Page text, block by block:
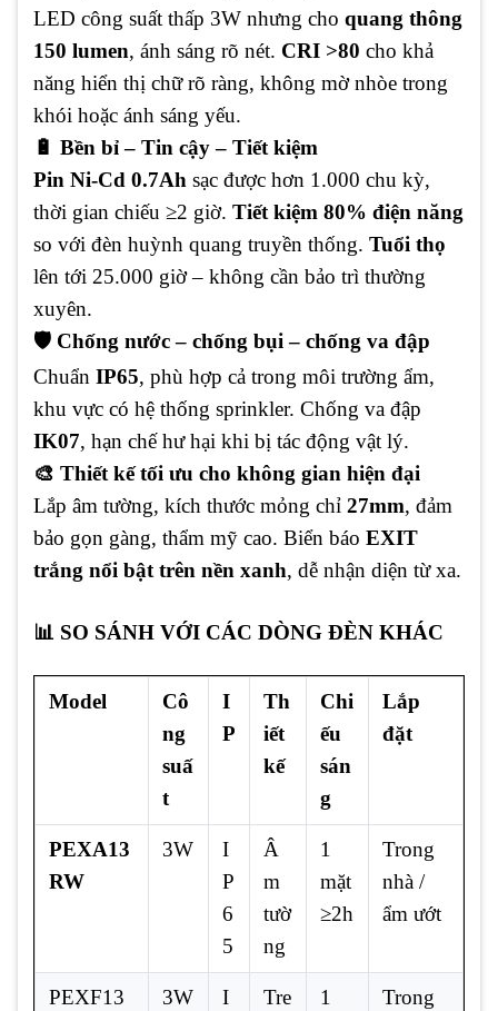
LED công suất thấp 3W nhưng cho quang thông
150 lumen, ánh sáng rõ nét. CRI >80 cho khả
năng hiển thị chữ rõ ràng, không mờ nhòe trong
khói hoặc ánh sáng yếu.
🔋 Bền bỉ – Tin cậy – Tiết kiệm
Pin Ni-Cd 0.7Ah sạc được hơn 1.000 chu kỳ,
thời gian chiếu ≥2 giờ. Tiết kiệm 80% điện năng
so với đèn huỳnh quang truyền thống. Tuổi thọ
lên tới 25.000 giờ – không cần bảo trì thường
xuyên.
🛡️ Chống nước – chống bụi – chống va đập
Chuẩn IP65, phù hợp cả trong môi trường ẩm,
khu vực có hệ thống sprinkler. Chống va đập
IK07, hạn chế hư hại khi bị tác động vật lý.
🎨 Thiết kế tối ưu cho không gian hiện đại
Lắp âm tường, kích thước mỏng chỉ 27mm, đảm
bảo gọn gàng, thẩm mỹ cao. Biển báo EXIT
trắng nổi bật trên nền xanh, dễ nhận diện từ xa.
📊 SO SÁNH VỚI CÁC DÒNG ĐÈN KHÁC
Model
Cô
ng
suấ
t
I
P
Th
iết
kế
Chi
ếu
sán
g
Lắp
đặt
PEXA13
RW
3W
I
P
6
5
Â
m
tườ
ng
1
mặt
≥2h
Trong
nhà /
ẩm ướt
PEXF13
3W
I
Tre
1
Trong